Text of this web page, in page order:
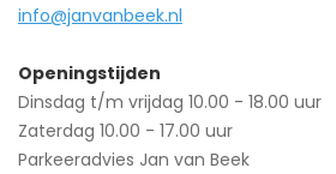
info@janvanbeek.nl
Openingstijden
Dinsdag t/m vrijdag 10.00 - 18.00 uur
Zaterdag 10.00 - 17.00 uur
Parkeeradvies Jan van Beek